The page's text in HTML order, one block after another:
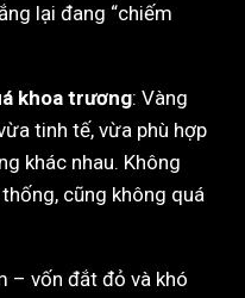
lại đang “chiếm
khoa trương: Vàng
tinh tế, vừa phù hợp
khác nhau. Không
cũng không quá
– vốn đắt đỏ và khó